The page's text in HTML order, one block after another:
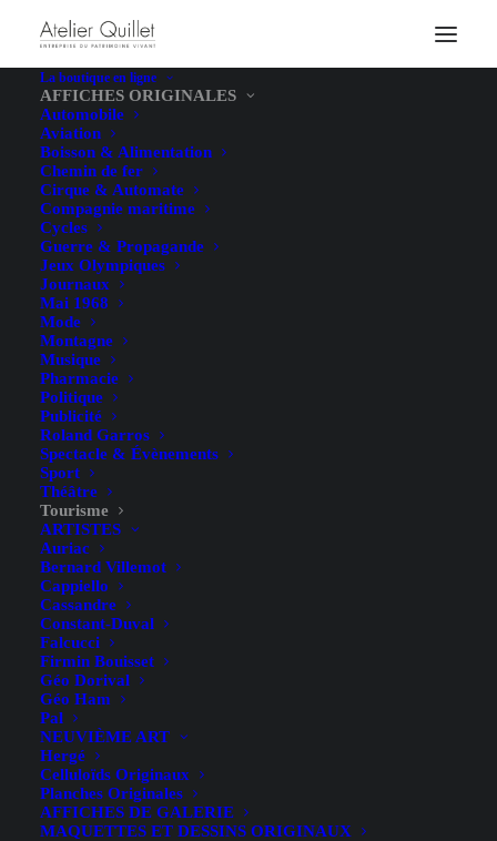
La boutique en ligne
AFFICHES ORIGINALES
Automobile
Aviation
Boisson & Alimentation
Chemin de fer
Cirque & Automate
Compagnie maritime
Cycles
Guerre & Propagande
Jeux Olympiques
Journaux
Mai 1968
Mode
Montagne
Musique
Pharmacie
Politique
Publicité
Roland Garros
Spectacle & Évènements
Sport
Théâtre
Tourisme
ARTISTES
Auriac
Bernard Villemot
Cappiello
Cassandre
Constant-Duval
Falcucci
Firmin Bouisset
Géo Dorival
Géo Ham
Pal
NEUVIÈME ART
Hergé
Celluloïds Originaux
Planches Originales
AFFICHES DE GALERIE
MAQUETTES ET DESSINS ORIGINAUX
Villefranche de Rouergue –
Hallo (dit ALO) – 1925